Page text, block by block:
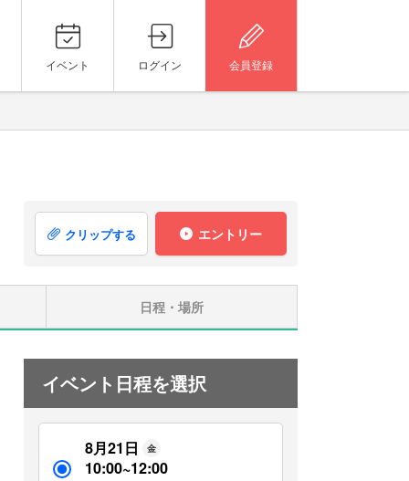
イベント ログイン 会員登録
クリップする エントリー
日程・場所
イベント日程を選択
8月21日 金
10:00~12:00